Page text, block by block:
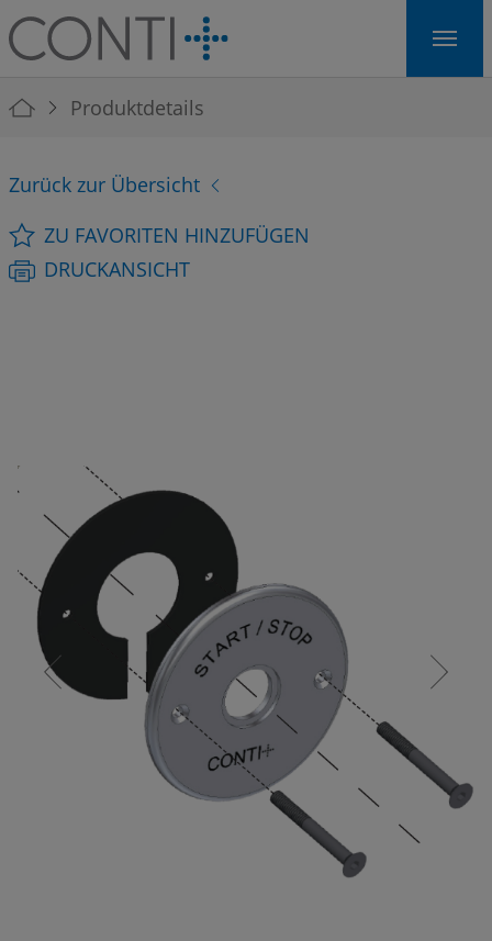
Skip to main navigation
Skip to main content
Skip to page footer
You are here:
Produktdetails
Zurück zur Übersicht
ZU FAVORITEN HINZUFÜGEN
DRUCKANSICHT